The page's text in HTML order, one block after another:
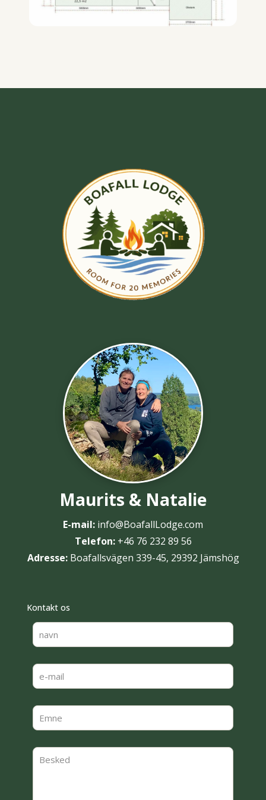
Maurits & Natalie
E-mail: info@BoafallLodge.com
Telefon: +46 76 232 89 56
Adresse:Boafallsvägen 339-45, 29392 Jämshög
Kontakt os